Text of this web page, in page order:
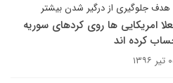
هدف جلوگیری از درگیر شدن بیشتر
امریکایی ها روی کردهای سوریه
کرده اند